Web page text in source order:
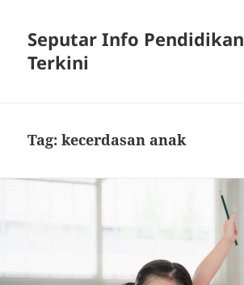
Seputar Info Pendidikan
Terkini
Tag:kecerdasan anak